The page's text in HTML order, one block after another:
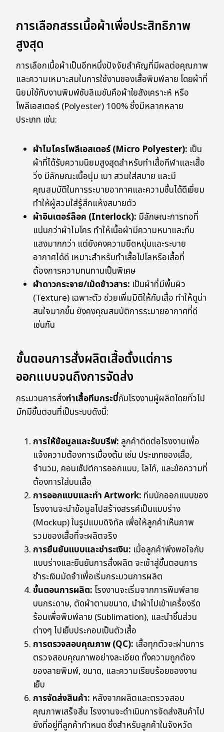
การเลือกสรรเนื้อผ้าเพื่อประสิทธิภาพ
สูงสุด
การเลือกเนื้อผ้าเป็นอีกหนึ่งปัจจัยสำคัญที่มีผลต่อคุณภาพ
และความเหมาะสมในการใช้งานของเสื้อพิมพ์ลาย โดยผ้าที่
นิยมใช้กับงานพิมพ์ซับลิเมชันคือผ้าใยสังเคราะห์ หรือ
โพลีเอสเตอร์ (Polyester) 100% ซึ่งมีหลากหลาย
ประเภท เช่น:
ผ้าไมโครโพลีเอสเตอร์ (Micro Polyester): เป็น
ผ้าที่ได้รับความนิยมสูงสุดสำหรับทำเสื้อกีฬาและเสื้อ
วิ่ง มีลักษณะเนื้อนุ่ม เบา สวมใส่สบาย และมี
คุณสมบัติในการระบายอากาศและความชื้นได้ดีเยี่ยม
ทำให้ผู้สวมใส่รู้สึกแห้งสบายตัว
ผ้าอินเตอร์ล็อค (Interlock): มีลักษณะการทอที่
แน่นกว่าผ้าไมโคร ทำให้เนื้อผ้ามีความหนาและทึบ
แสงมากกว่า แต่ยังคงความยืดหยุ่นและระบาย
อากาศได้ดี เหมาะสำหรับทำเสื้อโปโลหรือเสื้อที่
ต้องการความทนทานเป็นพิเศษ
ผ้าดาวกระจาย/เม็ดข้าวสาร: เป็นผ้าที่มีพื้นผิว
(Texture) เฉพาะตัว ช่วยเพิ่มมิติให้กับเสื้อ ทำให้ดูน่า
สนใจมากขึ้น ยังคงคุณสมบัติการระบายอากาศที่ดี
เช่นกัน
ขั้นตอนการสั่งผลิตเสื้อตั้งแต่การ
ออกแบบจนถึงการจัดส่ง
กระบวนการสั่งทำเสื้อทีมกระบี่กับโรงงานผู้ผลิตโดยทั่วไป
มักมีขั้นตอนที่เป็นระบบดังนี้:
การให้ข้อมูลและรับบรีฟ: ลูกค้าติดต่อโรงงานเพื่อ
แจ้งความต้องการเบื้องต้น เช่น ประเภทของเสื้อ,
จำนวน, คอนเซ็ปต์การออกแบบ, โลโก้, และข้อความที่
ต้องการใส่บนเสื้อ
การออกแบบและทำ Artwork: ทีมนักออกแบบของ
โรงงานจะนำข้อมูลไปสร้างสรรค์เป็นแบบร่าง
(Mockup) ในรูปแบบดิจิทัล เพื่อให้ลูกค้าเห็นภาพ
รวมของเสื้อที่จะผลิตจริง
การยืนยันแบบและชำระเงิน: เมื่อลูกค้าพึงพอใจกับ
แบบร่างและยืนยันการสั่งผลิต จะเข้าสู่ขั้นตอนการ
ชำระเงินมัดจำเพื่อเริ่มกระบวนการผลิต
ขั้นตอนการผลิต:โรงงานจะเริ่มจากการพิมพ์ลาย
บนกระดาษ, ตัดผ้าตามขนาด, นำผ้าไปเข้าเครื่องรีด
ร้อนเพื่อพิมพ์ลาย (Sublimation), และนำชิ้นส่วน
ต่างๆ ไปเย็บประกอบเป็นตัวเสื้อ
การตรวจสอบคุณภาพ (QC): เสื้อทุกตัวจะผ่านการ
ตรวจสอบคุณภาพอย่างละเอียด ทั้งความถูกต้อง
ของลายพิมพ์, ขนาด, และความเรียบร้อยของงาน
เย็บ
การจัดส่งสินค้า: หลังจากผลิตและตรวจสอบ
คุณภาพเสร็จสิ้น โรงงานจะดำเนินการจัดส่งสินค้าไป
ยังที่อยู่ที่ลูกค้ากำหนด ซึ่งสำหรับลูกค้าในจังหวัด